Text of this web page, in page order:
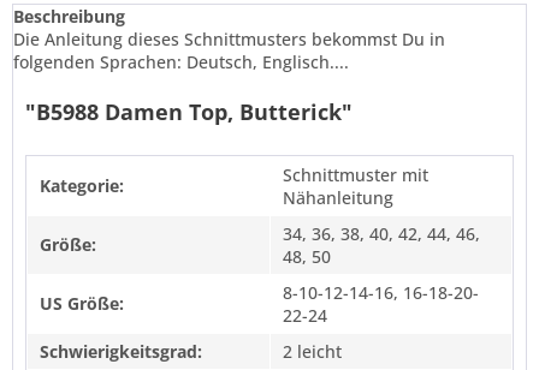
Beschreibung
Die Anleitung dieses Schnittmusters bekommst Du in
folgenden Sprachen: Deutsch, Englisch....
"B5988 Damen Top, Butterick"
Kategorie:
Schnittmuster mit
Nähanleitung
Größe:
34, 36, 38, 40, 42, 44, 46,
48, 50
US Größe:
8-10-12-14-16, 16-18-20-
22-24
Schwierigkeitsgrad:
2 leicht